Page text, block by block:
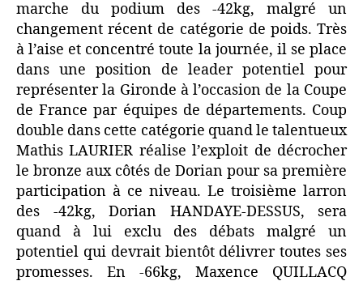
marche du podium des -42kg, malgré un
changement récent de catégorie de poids. Très
à l’aise et concentré toute la journée, il se place
dans une position de leader potentiel pour
représenter la Gironde à l’occasion de la Coupe
de France par équipes de départements. Coup
double dans cette catégorie quand le talentueux
Mathis LAURIER réalise l’exploit de décrocher
le bronze aux côtés de Dorian pour sa première
participation à ce niveau. Le troisième larron
des -42kg, Dorian HANDAYE-DESSUS, sera
quand à lui exclu des débats malgré un
potentiel qui devrait bientôt délivrer toutes ses
promesses. En -66kg, Maxence QUILLACQ